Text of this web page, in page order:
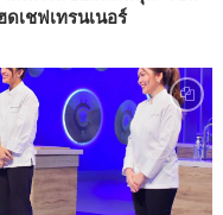
เชฟเทรนเนอร์